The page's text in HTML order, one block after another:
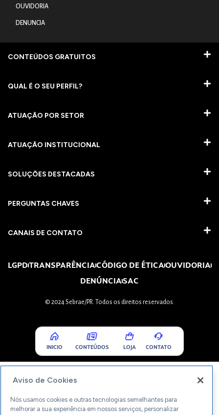
OUVIDORIA
DENUNCIA
CONTEÚDOS GRATUITOS
QUAL É O SEU PERFIL?
ATUAÇÃO POR SETOR
ATUAÇÃO INSTITUCIONAL
SOLUÇÕES DESTACADAS
PERGUNTAS CHAVES​
CANAIS DE CONTATO
LGPDTRANSPARÊNCIACÓDIGO DE ÉTICAOUVIDORIA
DENÚNCIASAC
© 2024 Sebrae/PR. Todos os direitos reservados.
INICIO CONTEÚDOS LOJA CONTATO
Aviso de Cookies
Nós usamos cookies e outras tecnologias semelhantes para
melhorar a sua experiência em nossos serviços, personalizar